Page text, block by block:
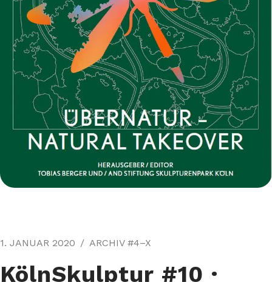
1. JANUAR 2020 ARCHIV #4–X
KölnSkulptur #10⁠ ·